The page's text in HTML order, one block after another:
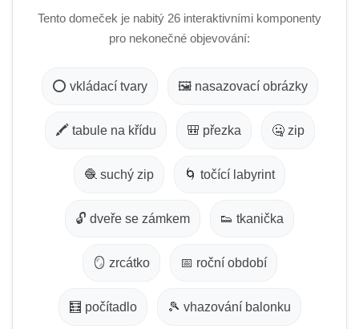
Tento domeček je nabitý 26 interaktivními komponenty
pro nekonečné objevování:
⭕ vkládací tvary 🖼️ nasazovací obrázky
🖍️ tabule na křídu 🎒 přezka 🤐 zip
🧶 suchý zip 🌀 točící labyrint
🔓 dveře se zámkem 👟 tkanička
🪞 zrcátko 📅 roční období
🧮 počítadlo 🎾 vhazování balonku